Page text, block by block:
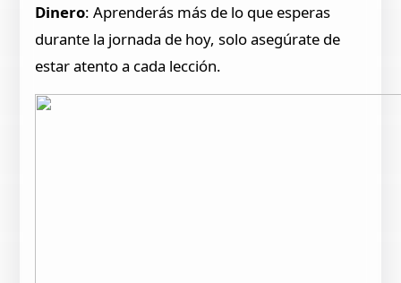
Dinero: Aprenderás más de lo que esperas
durante la jornada de hoy, solo asegúrate de
estar atento a cada lección.